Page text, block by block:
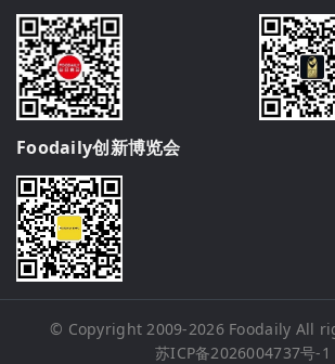
Foodaily创新博览会
© Copyright 2009-2026 Foodaily All
苏ICP备2026004737号-1